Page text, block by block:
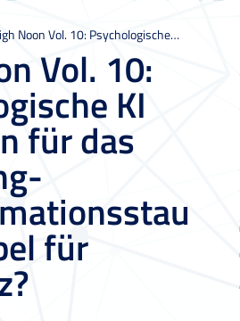
Noon Vol. 10: Psychologische…
Vol. 10:
KI
für das
für